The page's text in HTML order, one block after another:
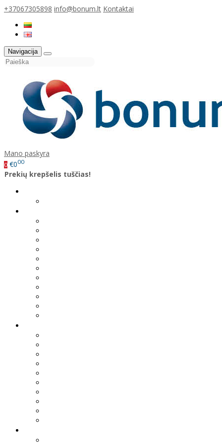
+37067305898 info@bonum.lt Kontaktai
Navigacija
Mano paskyra
0 €000
Prekių krepšelis tuščias!